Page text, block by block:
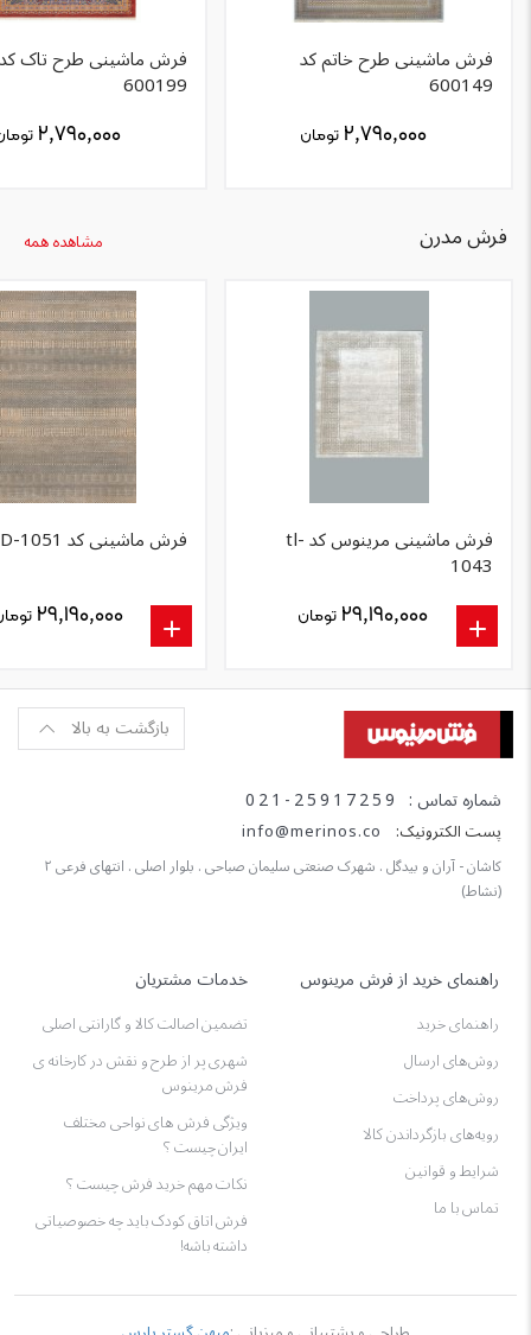
فرش ماشینی طرح خاتم کد
600149
۲,۷۹۰,۰۰۰ تومان
فرش ماشینی طرح تاک کد
600199
۲,۷۹۰,۰۰۰
فرش مدرن مشاهده همه
فرش ماشینی مرینوس کد tl-
1043
۲۹,۱۹۰,۰۰۰ تومان
فرش ماشینی کد PRD-1051
۲۹,۱۹۰,۰۰۰
بازگشت به بالا
شماره تماس : 021-25917259
پست الکترونیک: info@merinos.co
کاشان - آران و بیدگل . شهرک صنعتی سلیمان صباحی . بلوار اصلی . انتهای فرعی ۲
(نشاط)
راهنمای خرید از فرش مرینوس
راهنمای خرید
روش‌های ارسال
روش‌های پرداخت
رویه‌های بازگرداندن کالا
شرایط و قوانین
تماس با ما
خدمات مشتریان
تضمین اصالت کالا و گارانتی اصلی
شهری پر از طرح و نقش در کارخانه ی
فرش مرینوس
ویژگی‌ فرش‌ های نواحی مختلف
ایران چیست ؟
نکات مهم خرید فرش چیست ؟
فرش اتاق کودک باید چه خصوصیاتی
داشته باشه!